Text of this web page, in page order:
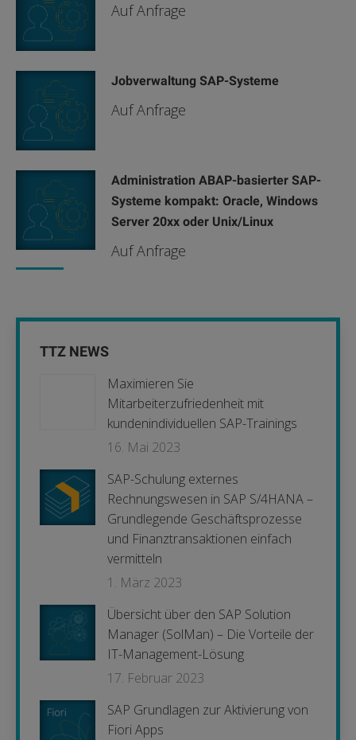
Auf Anfrage
Jobverwaltung SAP-Systeme
Auf Anfrage
Administration ABAP-basierter SAP-
Systeme kompakt: Oracle, Windows
Server 20xx oder Unix/Linux
Auf Anfrage
TTZ NEWS
Maximieren Sie
Mitarbeiterzufriedenheit mit
kundenindividuellen SAP-Trainings
16. Mai 2023
SAP-Schulung externes
Rechnungswesen in SAP S/4HANA –
Grundlegende Geschäftsprozesse
und Finanztransaktionen einfach
vermitteln
1. März 2023
Übersicht über den SAP Solution
Manager (SolMan) – Die Vorteile der
IT-Management-Lösung
17. Februar 2023
SAP Grundlagen zur Aktivierung von
Fiori Apps